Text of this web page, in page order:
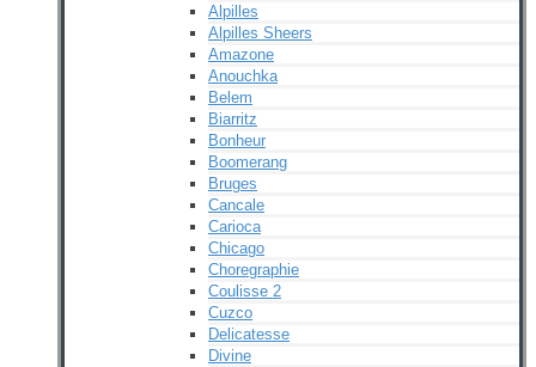
Alpilles
Alpilles Sheers
Amazone
Anouchka
Belem
Biarritz
Bonheur
Boomerang
Bruges
Cancale
Carioca
Chicago
Choregraphie
Coulisse 2
Cuzco
Delicatesse
Divine